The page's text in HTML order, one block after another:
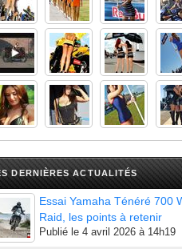
DERNIÈRES ACTUALITÉS
Essai Yamaha Ténéré 700
Raid, les points à retenir
Publié le 4 avril 2026 à 14h19